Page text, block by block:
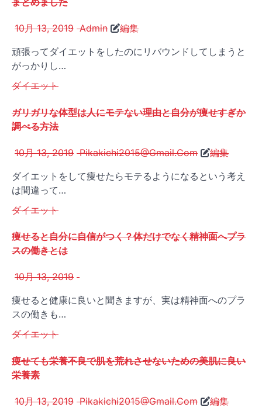
10月 13, 2019 Admin
編集
頑張ってダイエットをしたのにリバウンドしてしまうと
がっかりし…
ダイエット
ガリガリな体型は人にモテない理由と自分が痩せすぎか
調べる方法
10月 13, 2019 Pikakichi2015@Gmail.Com
編集
ダイエットをして痩せたらモテるようになるという考え
は間違って…
ダイエット
痩せると自分に自信がつく？体だけでなく精神面へプラ
スの働きとは
10月 13, 2019
痩せると健康に良いと聞きますが、実は精神面へのプラ
スの働きも…
ダイエット
痩せても栄養不良で肌を荒れさせないための美肌に良い
栄養素
10月 13, 2019 Pikakichi2015@Gmail.Com
編集